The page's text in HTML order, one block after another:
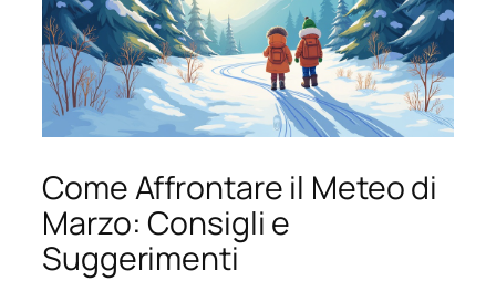
Come Affrontare il Meteo di
Marzo: Consigli e
Suggerimenti